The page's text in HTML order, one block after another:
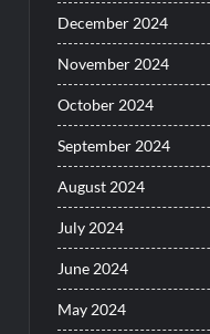
December 2024
November 2024
October 2024
September 2024
August 2024
July 2024
June 2024
May 2024